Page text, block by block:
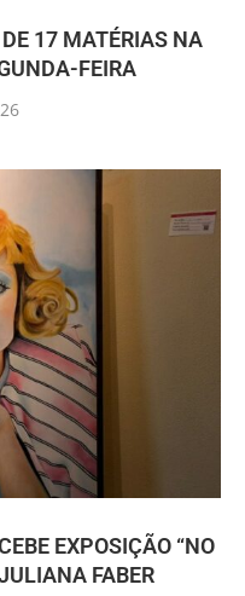
17 MATÉRIAS NA
FEIRA
EXPOSIÇÃO “NO
FABER